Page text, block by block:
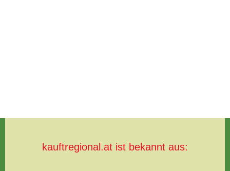
kauftregional.at ist bekannt aus: